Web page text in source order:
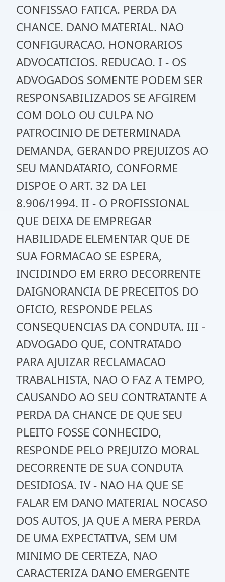
CONFISSAO FATICA. PERDA DA
CHANCE. DANO MATERIAL. NAO
CONFIGURACAO. HONORARIOS
ADVOCATICIOS. REDUCAO. I - OS
ADVOGADOS SOMENTE PODEM SER
RESPONSABILIZADOS SE AFGIREM
COM DOLO OU CULPA NO
PATROCINIO DE DETERMINADA
DEMANDA, GERANDO PREJUIZOS AO
SEU MANDATARIO, CONFORME
DISPOE O ART. 32 DA LEI
8.906/1994. II - O PROFISSIONAL
QUE DEIXA DE EMPREGAR
HABILIDADE ELEMENTAR QUE DE
SUA FORMACAO SE ESPERA,
INCIDINDO EM ERRO DECORRENTE
DAIGNORANCIA DE PRECEITOS DO
OFICIO, RESPONDE PELAS
CONSEQUENCIAS DA CONDUTA. III -
ADVOGADO QUE, CONTRATADO
PARA AJUIZAR RECLAMACAO
TRABALHISTA, NAO O FAZ A TEMPO,
CAUSANDO AO SEU CONTRATANTE A
PERDA DA CHANCE DE QUE SEU
PLEITO FOSSE CONHECIDO,
RESPONDE PELO PREJUIZO MORAL
DECORRENTE DE SUA CONDUTA
DESIDIOSA. IV - NAO HA QUE SE
FALAR EM DANO MATERIAL NOCASO
DOS AUTOS, JA QUE A MERA PERDA
DE UMA EXPECTATIVA, SEM UM
MINIMO DE CERTEZA, NAO
CARACTERIZA DANO EMERGENTE